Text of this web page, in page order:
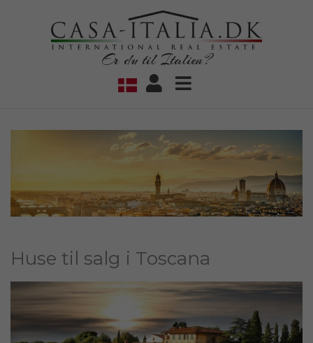
Er du til Italien?
Huse til salg i Toscana